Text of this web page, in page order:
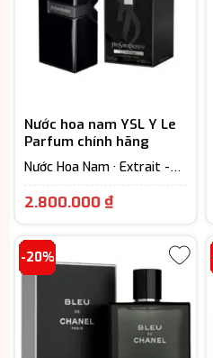
Nước hoa nam YSL Y Le
Parfum chính hãng
Nước Hoa Nam · Extrait -
12h)
2.800.000₫Giá
là:
2.800.000 ₫.
-20%